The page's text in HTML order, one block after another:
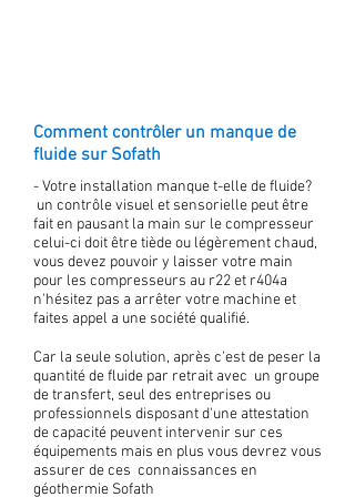
Comment contrôler un manque de
fluide sur Sofath
- Votre installation manque t-elle de fluide?
un contrôle visuel et sensorielle peut être
fait en pausant la main sur le compresseur
celui-ci doit être tiède ou légèrement chaud,
vous devez pouvoir y laisser votre main
pour les compresseurs au r22 et r404a
n'hésitez pas a arrêter votre machine et
faites appel a une société qualifié.
Car la seule solution, après c'est de peser la
quantité de fluide par retrait avec un groupe
de transfert, seul des entreprises ou
professionnels disposant d'une attestation
de capacité peuvent intervenir sur ces
équipements mais en plus vous devrez vous
assurer de ces connaissances en
géothermie Sofath